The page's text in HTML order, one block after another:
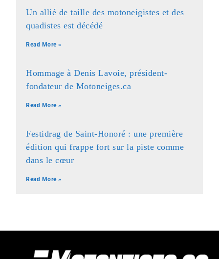
Un allié de taille des motoneigistes et des
quadistes est décédé
Read More »
Hommage à Denis Lavoie, président-
fondateur de Motoneiges.ca
Read More »
Festidrag de Saint-Honoré : une première
édition qui frappe fort sur la piste comme
dans le cœur
Read More »